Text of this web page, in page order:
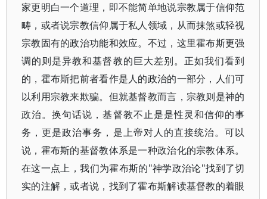
家更明白一个道理，即不能简单地说宗教属于信仰范
畴，或者说宗教信仰属于私人领域，从而抹煞或轻视
宗教固有的政治功能和效应。不过，这里霍布斯更强
调的则是异教和基督教的巨大差别。正如我们看到
的，霍布斯把前者看作是人的政治的一部分，人们可
以利用宗教来欺骗。但就基督教而言，宗教则是神的
政治。换句话说，基督教不止是是性灵和信仰的事
务，更是政治事务，是上帝对人的直接统治。可以
说，霍布斯的基督教体系是一种政治化的宗教体系。
在这一点上，我们为霍布斯的"神学政治论"找到了切
实的注解，或者说，找到了霍布斯解读基督教的着眼